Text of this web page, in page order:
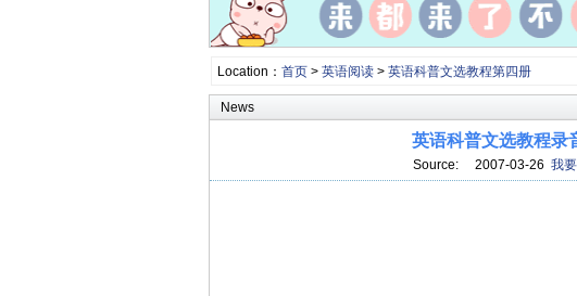
Location： 首页> 英语阅读> 英语科普文选教程第四册
News
英语科普文选教程
Source: 2007-03-26 我